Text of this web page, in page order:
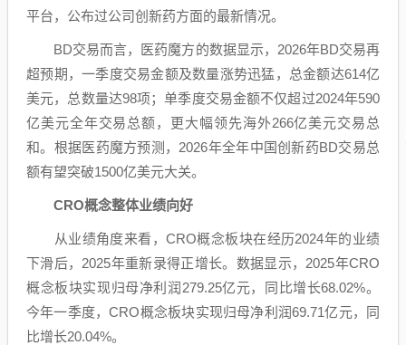
平台，公布过公司创新药方面的最新情况。
BD交易而言，医药魔方的数据显示，2026年BD交易再
超预期，一季度交易金额及数量涨势迅猛，总金额达614亿
美元，总数量达98项；单季度交易金额不仅超过2024年590
亿美元全年交易总额，更大幅领先海外266亿美元交易总
和。根据医药魔方预测，2026年全年中国创新药BD交易总
额有望突破1500亿美元大关。
CRO概念整体业绩向好
从业绩角度来看，CRO概念板块在经历2024年的业绩
下滑后，2025年重新录得正增长。数据显示，2025年CRO
概念板块实现归母净利润279.25亿元，同比增长68.02%。
今年一季度，CRO概念板块实现归母净利润69.71亿元，同
比增长20.04%。